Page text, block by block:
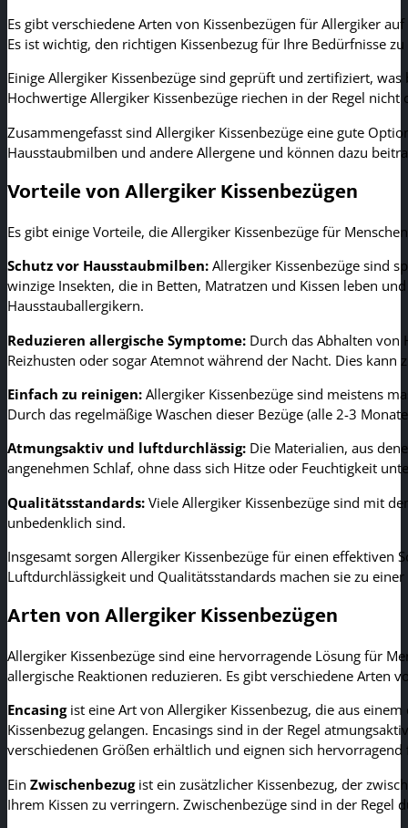
Es gibt verschiedene Arten von Kissenbezügen für Allergiker
Es ist wichtig, den richtigen Kissenbezug für Ihre Bedürfnisse
Einige Allergiker Kissenbezüge sind geprüft und zertifiziert,
Hochwertige Allergiker Kissenbezüge riechen in der Regel
Zusammengefasst sind Allergiker Kissenbezüge eine gute
Hausstaubmilben und andere Allergene und können dazu
Vorteile von Allergiker Kissenbezügen
Es gibt einige Vorteile, die Allergiker Kissenbezüge für
Schutz vor Hausstaubmilben: Allergiker Kissenbezüge sind
winzige Insekten, die in Betten, Matratzen und Kissen leben
Hausstauballergikern.
Reduzieren allergische Symptome: Durch das Abhalten von
Reizhusten oder sogar Atemnot während der Nacht. Dies
Einfach zu reinigen: Allergiker Kissenbezüge sind meistens
Durch das regelmäßige Waschen dieser Bezüge (alle 2-3
Atmungsaktiv und luftdurchlässig: Die Materialien, aus
angenehmen Schlaf, ohne dass sich Hitze oder Feuchtigkeit
Qualitätsstandards: Viele Allergiker Kissenbezüge sind mit
unbedenklich sind.
Insgesamt sorgen Allergiker Kissenbezüge für einen
Luftdurchlässigkeit und Qualitätsstandards machen sie zu
Arten von Allergiker Kissenbezügen
Allergiker Kissenbezüge sind eine hervorragende Lösung für
allergische Reaktionen reduzieren. Es gibt verschiedene Arten
Encasingist eine Art von Allergiker Kissenbezug, die aus
Kissenbezug gelangen. Encasings sind in der Regel
verschiedenen Größen erhältlich und eignen sich
Ein Zwischenbezugist ein zusätzlicher Kissenbezug, der
Ihrem Kissen zu verringern. Zwischenbezüge sind in der